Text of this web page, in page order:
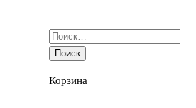
Найти:
Корзина